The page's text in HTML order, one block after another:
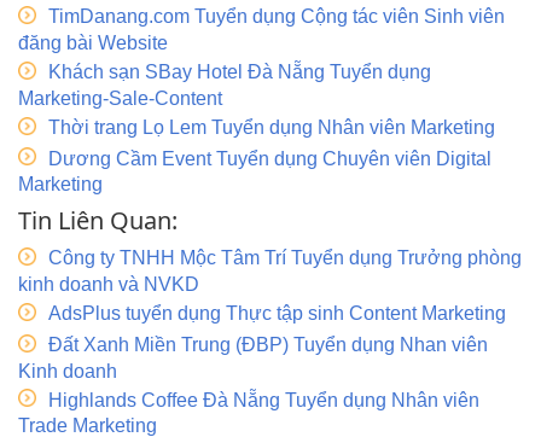
TimDanang.com Tuyển dụng Cộng tác viên Sinh viên
đăng bài Website
Khách sạn SBay Hotel Đà Nẵng Tuyển dụng
Marketing-Sale-Content
Thời trang Lọ Lem Tuyển dụng Nhân viên Marketing
Dương Cầm Event Tuyển dụng Chuyên viên Digital
Marketing
Tin Liên Quan:
Công ty TNHH Mộc Tâm Trí Tuyển dụng Trưởng phòng
kinh doanh và NVKD
AdsPlus tuyển dụng Thực tập sinh Content Marketing
Đất Xanh Miền Trung (ĐBP) Tuyển dụng Nhan viên
Kinh doanh
Highlands Coffee Đà Nẵng Tuyển dụng Nhân viên
Trade Marketing